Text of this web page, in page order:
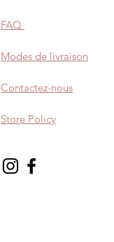
FAQ
Modes de livraison
Contactez-nous
Store Policy